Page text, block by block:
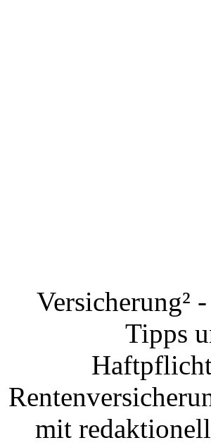
Versicherung²
Tipps
mit